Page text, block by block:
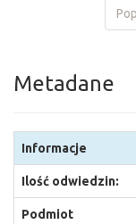
Metadane
Informacje
Ilość odwiedzin:
Podmiot